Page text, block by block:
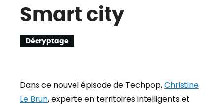
Smart city
Décryptage
Dans ce nouvel épisode de Techpop,Christine
Le Brun, experte en territoires intelligents et